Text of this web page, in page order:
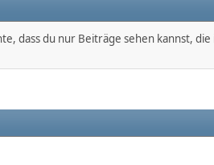
dass du nur Beiträge sehen kannst,